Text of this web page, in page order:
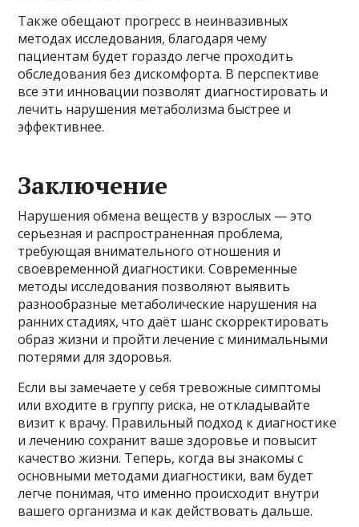
Также обещают прогресс в неинвазивных
методах исследования, благодаря чему
пациентам будет гораздо легче проходить
обследования без дискомфорта. В перспективе
все эти инновации позволят диагностировать и
лечить нарушения метаболизма быстрее и
эффективнее.
Заключение
Нарушения обмена веществ у взрослых — это
серьезная и распространенная проблема,
требующая внимательного отношения и
своевременной диагностики. Современные
методы исследования позволяют выявить
разнообразные метаболические нарушения на
ранних стадиях, что даёт шанс скорректировать
образ жизни и пройти лечение с минимальными
потерями для здоровья.
Если вы замечаете у себя тревожные симптомы
или входите в группу риска, не откладывайте
визит к врачу. Правильный подход к диагностике
и лечению сохранит ваше здоровье и повысит
качество жизни. Теперь, когда вы знакомы с
основными методами диагностики, вам будет
легче понимая, что именно происходит внутри
вашего организма и как действовать дальше.